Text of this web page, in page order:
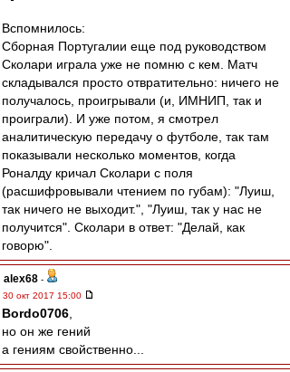
Вспомнилось:
Сборная Португалии еще под руководством
Сколари играла уже не помню с кем. Матч
складывался просто отвратительно: ничего не
получалось, проигрывали (и, ИМНИП, так и
проиграли). И уже потом, я смотрел
аналитическую передачу о футболе, так там
показывали несколько моментов, когда
Роналду кричал Сколари с поля
(расшифровывали чтением по губам): "Луиш,
так ничего не выходит.", "Луиш, так у нас не
получится". Сколари в ответ: "Делай, как
говорю".
alex68 -
30 окт 2017 15:00
Bordo0706
но он же гений
а гениям свойственно...